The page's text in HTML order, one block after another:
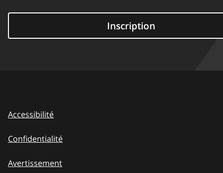
Inscription
Accessibilité
Confidentialité
Avertissement